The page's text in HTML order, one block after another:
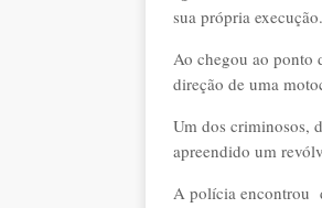
sua própria
Ao chegou ao ponto
direção de uma
Um dos criminosos,
apreendido um
A polícia encontrou